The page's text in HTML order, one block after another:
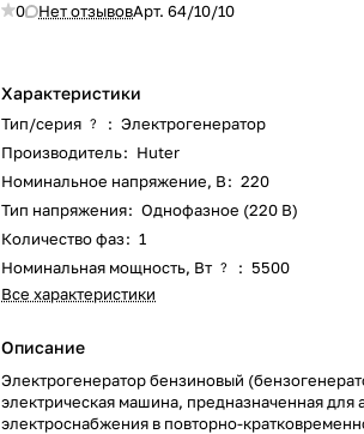
0 Нет отзывовАрт.64/10/10
Характеристики
Тип/серия ? : Электрогенератор
Производитель: Huter
Номинальное напряжение, В: 220
Тип напряжения: Однофазное (220 В)
Количество фаз: 1
Номинальная мощность, Вт ? : 5500
Все характеристики
Описание
Электрогенератор бензиновый
электрическая машина, предназначенная для
электроснабжения в повторно-